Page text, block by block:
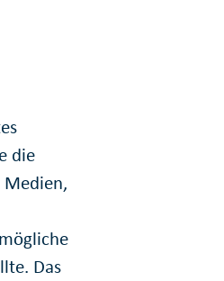
die
Das